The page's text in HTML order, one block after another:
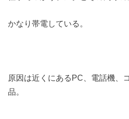
かなり帯電している。
原因は近くにあるPC、電話機、
品。